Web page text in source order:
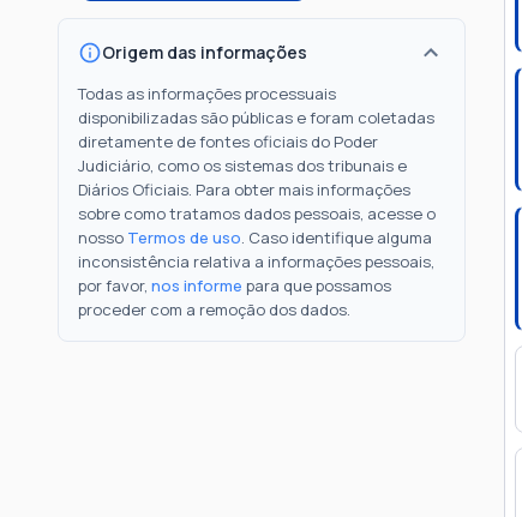
Origem das informações
Todas as informações processuais
disponibilizadas são públicas e foram coletadas
diretamente de fontes oficiais do Poder
Judiciário, como os sistemas dos tribunais e
Diários Oficiais. Para obter mais informações
sobre como tratamos dados pessoais, acesse o
nosso Termos de uso. Caso identifique alguma
inconsistência relativa a informações pessoais,
por favor, nos informe para que possamos
proceder com a remoção dos dados.